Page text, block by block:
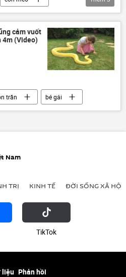
cứu hộ
cảm vuốt
4m (Video)
trăn bé gái
Nam
TRỊ KINH TẾ ĐỜI SỐNG XÃ HỘI
ТikТоk
liệu Phản hồi